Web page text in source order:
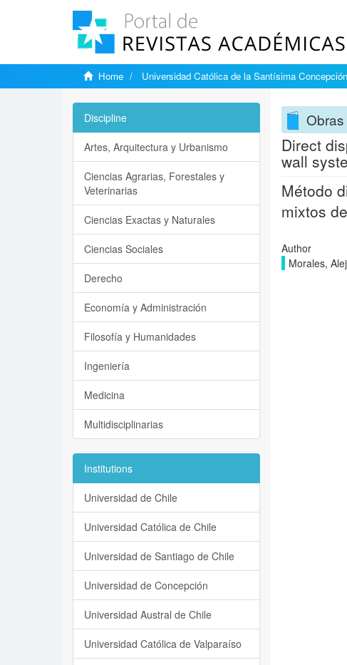
Home Universidad Católica de la Santísima Concepción
Direct
wall
Método
mixtos
Author
Morales,
Discipline
Artes, Arquitectura y Urbanismo
Ciencias Agrarias, Forestales y
Veterinarias
Ciencias Exactas y Naturales
Ciencias Sociales
Derecho
Economía y Administración
Filosofía y Humanidades
Ingeniería
Medicina
Multidisciplinarias
Institutions
Universidad de Chile
Universidad Católica de Chile
Universidad de Santiago de Chile
Universidad de Concepción
Universidad Austral de Chile
Universidad Católica de Valparaíso